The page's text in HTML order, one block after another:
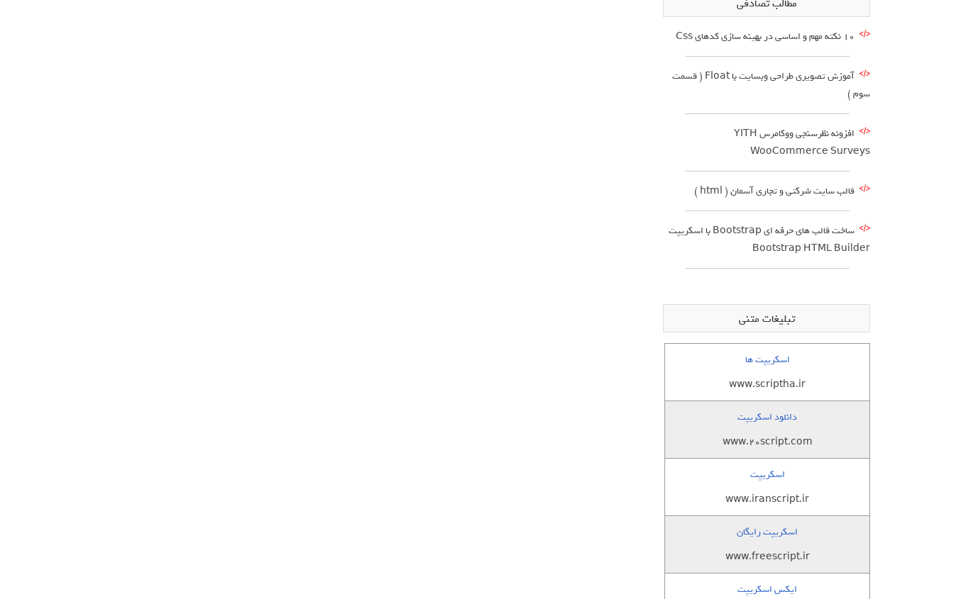
مطالب تصادفی
10 نکته مهم و اساسی در بهینه سازی کدهای Css
آموزش تصویری طراحی وبسایت با Float ( قسمت
سوم )
افزونه نظرسنجی ووکامرس YITH
WooCommerce Surveys
قالب سایت شرکتی و تجاری آسمان ( html )
ساخت قالب های حرفه ای Bootstrap با اسکریپت
Bootstrap HTML Builder
تبلیغات متنی
اسکریپت ها
www.scriptha.ir
دانلود اسکریپت
www.20script.com
اسکریپت
www.iranscript.ir
اسکریپت رایگان
www.freescript.ir
ایکس اسکریپت